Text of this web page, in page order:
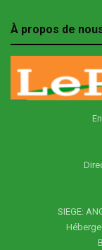
À propos de
SIEGE: